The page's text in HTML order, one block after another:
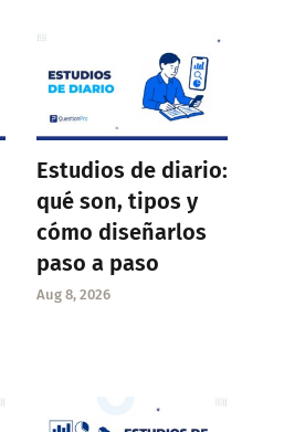
Estudios de diario:
qué son, tipos y
cómo diseñarlos
paso a paso
Aug 8, 2026